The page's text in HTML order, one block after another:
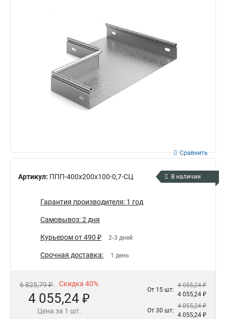
Артикул: ППП-400х200х100-0,7-СЦ
Сравнить
В наличии
Гарантия производителя: 1 год
Самовывоз: 2 дня
Курьером от 490 ₽ 2-3 дней
Срочная доставка: 1 день
6 825,79 ₽ Скидка 40%
4 055,24 ₽
Цена за 1 шт.
От 15 шт:
4 055,24 ₽
4 055,24 ₽
От 30 шт:
4 055,24 ₽
4 055,24 ₽